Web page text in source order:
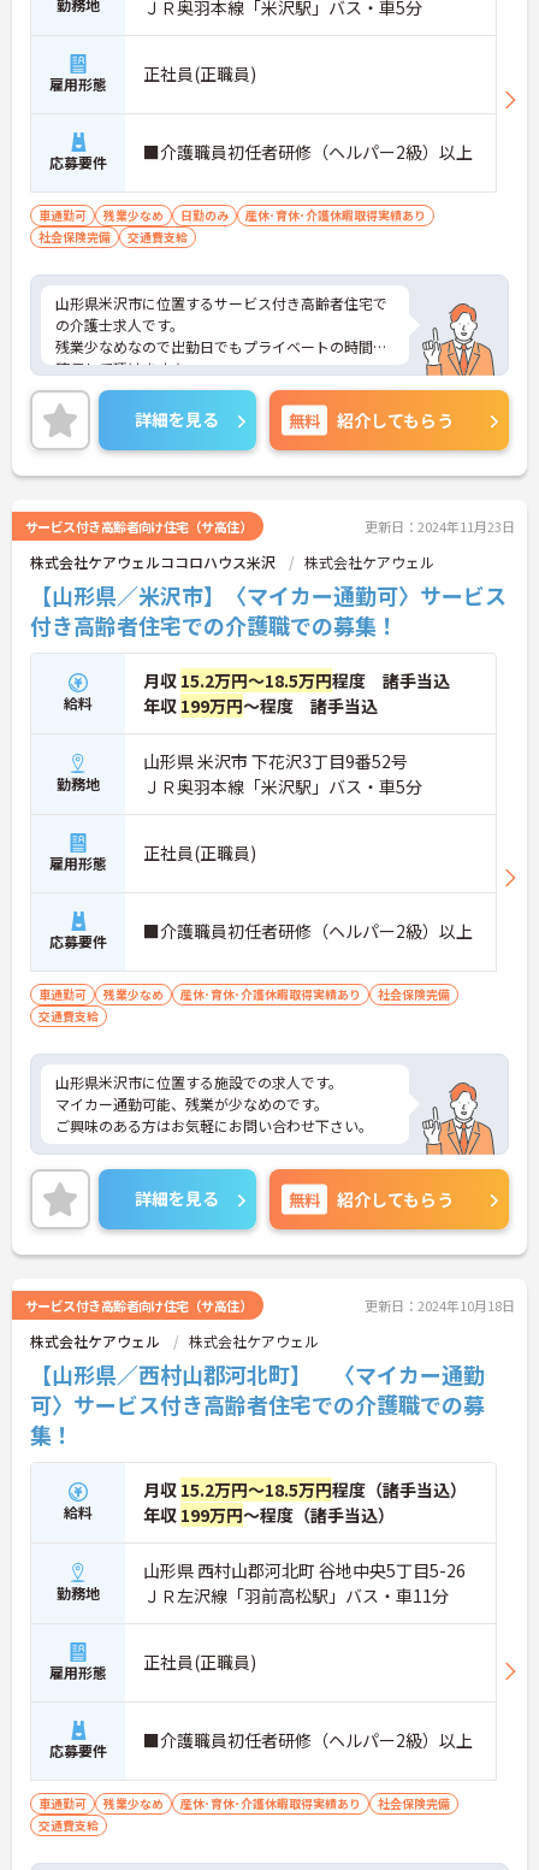
勤務地 ＪＲ奥羽本線「米沢駅」バス・車5分
雇用形態 正社員(正職員)
応募要件 ■介護職員初任者研修（ヘルパー2級）以上
車通勤可 残業少なめ 日勤のみ
産休･育休･介護休暇取得実績あり
社会保険完備
交通費支給
山形県米沢市に位置するサービス付き高齢者住宅で
の介護士求人です。
残業少なめなので出勤日でもプライベートの時間を
確保して頂けます★
またマイカー通勤OK 無料駐車場完備なので、通勤
のストレスが少ないのも嬉しいポイントです◎
ご興味ある方には、面接対策ポイントなど、さらに
詳細をお話しいたしますのでお気軽にご相談くださ
い。
詳細を見る 無料 紹介してもらう
サービス付き高齢者向け住宅（サ高住） 更新日：2024年11月23日
株式会社ケアウェルココロハウス米沢 株式会社ケアウェル
【山形県／米沢市】〈マイカー通勤可〉サービス
付き高齢者住宅での介護職での募集！
給料
月収 15.2万円～18.5万円程度 諸手当込
年収 199万円～程度 諸手当込
勤務地
山形県 米沢市 下花沢3丁目9番52号
ＪＲ奥羽本線「米沢駅」バス・車5分
雇用形態 正社員(正職員)
応募要件 ■介護職員初任者研修（ヘルパー2級）以上
車通勤可 残業少なめ 産休･育休･介護休暇取得実績あり
社会保険完備
交通費支給
山形県米沢市に位置する施設での求人です。
マイカー通勤可能、残業が少なめのです。
ご興味のある方はお気軽にお問い合わせ下さい。
詳細を見る 無料 紹介してもらう
サービス付き高齢者向け住宅（サ高住） 更新日：2024年10月18日
株式会社ケアウェル 株式会社ケアウェル
【山形県／西村山郡河北町】 〈マイカー通勤
可〉サービス付き高齢者住宅での介護職での募
集！
給料
月収 15.2万円～18.5万円程度（諸手当込）
年収 199万円～程度（諸手当込）
勤務地
山形県 西村山郡河北町 谷地中央5丁目5-26
ＪＲ左沢線「羽前高松駅」バス・車11分
雇用形態 正社員(正職員)
応募要件 ■介護職員初任者研修（ヘルパー2級）以上
車通勤可 残業少なめ 産休･育休･介護休暇取得実績あり
社会保険完備
交通費支給